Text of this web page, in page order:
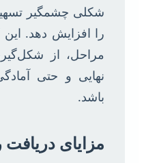
شکلی چشمگیر
را افزایش دهد.
مراحل، از
نهایی و حتی
باشد.
مزایای دریافت